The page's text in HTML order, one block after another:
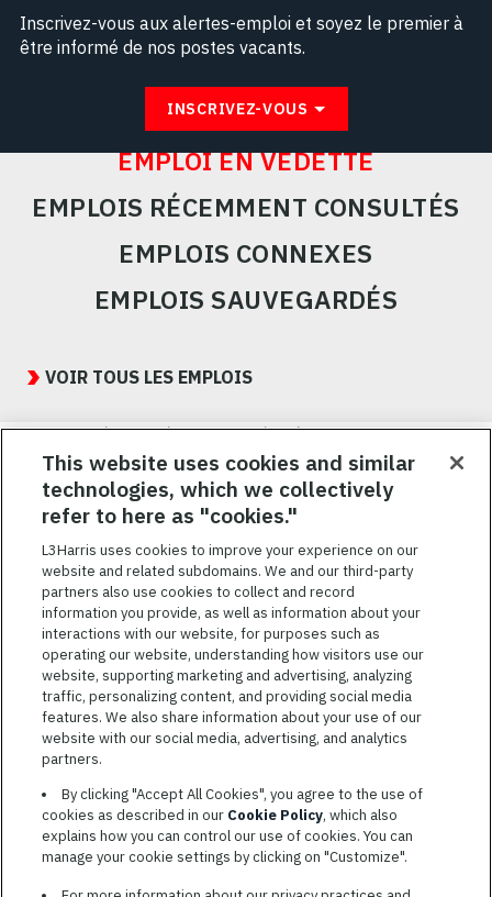
Inscrivez-vous aux alertes-emploi et soyez le premier à
être informé de nos postes vacants.
INSCRIVEZ-VOUS
EMPLOI EN VEDETTE
EMPLOIS RÉCEMMENT CONSULTÉS
EMPLOIS CONNEXES
EMPLOIS SAUVEGARDÉS
JobsVOIR TOUS LES EMPLOIS
Nous visons à attirer, à mobiliser et à fidéliser une main-d’œuvre
hautement performante et diversifiée. De plus, nous croyons
qu’une culture d’inclusion amusante et décontractée aide nos
employés à réaliser leur plein potentiel. Nous donnons les moyens
à nos employés, sans égard à leur race, leur couleur, leur religion,
origine nationale, leur handicap ou leur statut d’ancien
combattant, d’innover afin de résoudre les problèmes les plus
coriaces de nos clients.
CONDITIONS GÉNÉRALES D’UTILISATION
COOKIE SETTINGS
PLAN DU SITE
PRIVACY POLICY
COOKIE CHOICES & INFO
L3HARRIS.COM
This website uses cookies and similar
technologies, which we collectively
refer to here as "cookies."
L3Harris uses cookies to improve your experience on our
website and related subdomains. We and our third-party
partners also use cookies to collect and record
information you provide, as well as information about your
interactions with our website, for purposes such as
operating our website, understanding how visitors use our
website, supporting marketing and advertising, analyzing
traffic, personalizing content, and providing social media
features. We also share information about your use of our
website with our social media, advertising, and analytics
partners.
By clicking "Accept All Cookies", you agree to the use of
cookies as described in our Cookie Policy, which also
explains how you can control our use of cookies. You can
manage your cookie settings by clicking on "Customize".